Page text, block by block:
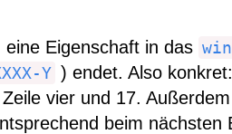
Eigenschaft in das
Y ) endet. Also konkret:
vier und 17.
beim nächsten